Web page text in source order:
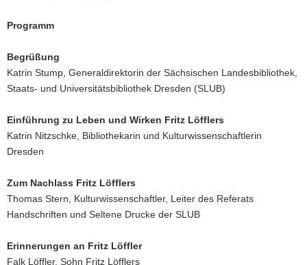
Programm
Begrüßung
Katrin Stump, Generaldirektorin der Sächsischen Landesbibliothek,
Staats- und Universitätsbibliothek Dresden (SLUB)
Einführung zu Leben und Wirken Fritz Löfflers
Katrin Nitzschke, Bibliothekarin und Kulturwissenschaftlerin
Dresden
Zum Nachlass Fritz Löfflers
Thomas Stern, Kulturwissenschaftler, Leiter des Referats
Handschriften und Seltene Drucke der SLUB
Erinnerungen an Fritz Löffler
Falk Löffler, Sohn Fritz Löfflers